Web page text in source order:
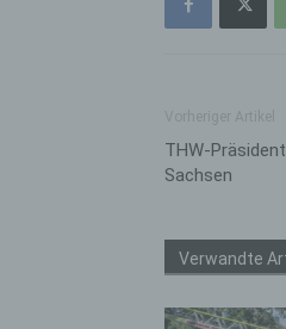
THW-
Sachsen
Verwandte